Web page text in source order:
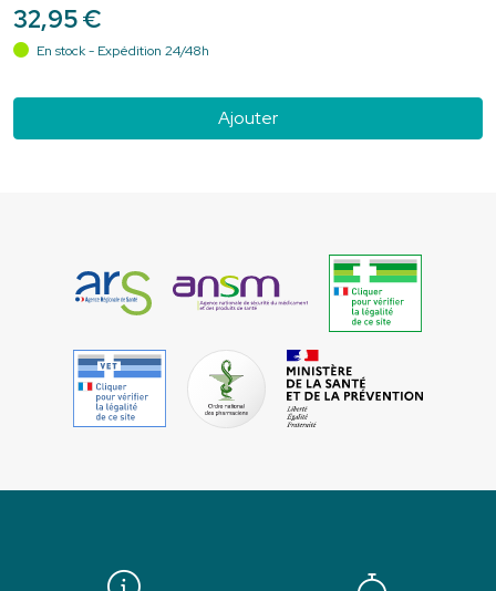
32,95€
En stock - Expédition 24/48h
Ajouter